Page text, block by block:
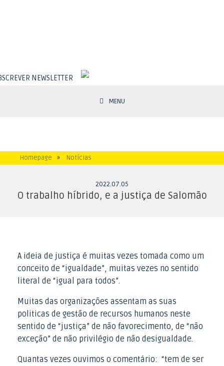
MENU
NEWSLETTER
Homepage » Notícias
2022.07.05
O trabalho híbrido, e a justiça de Salomão
A ideia de justiça é muitas vezes tomada como um
conceito de “igualdade”, muitas vezes no sentido
literal de “igual para todos”.
Muitas das organizações assentam as suas
politicas de gestão de recursos humanos neste
sentido de “justiça” de não favorecimento, de “não
exceção” de não privilégio de não desigualdade.
Quantas vezes ouvimos o comentário: “tem de ser